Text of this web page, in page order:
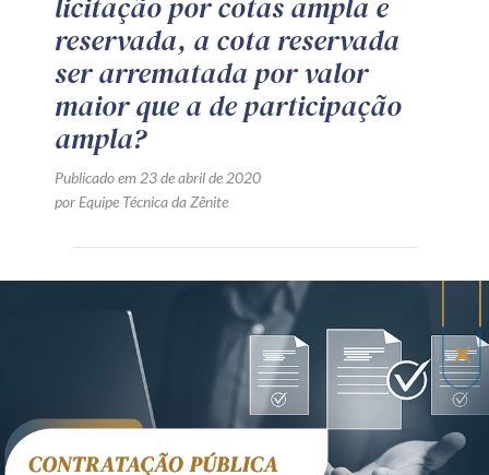
licitação por cotas ampla e
reservada, a cota reservada
ser arrematada por valor
maior que a de participação
ampla?
Publicado em 23 de abril de 2020
por Equipe Técnica da Zênite